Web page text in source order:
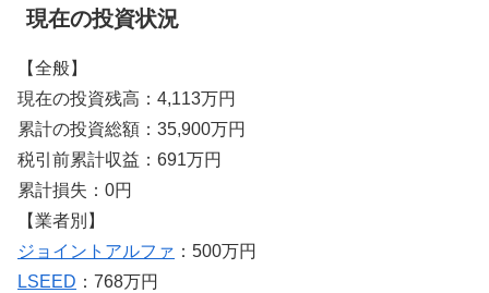
現在の投資状況
【全般】
現在の投資残高：4,113万円
累計の投資総額：35,900万円
税引前累計収益：691万円
累計損失：0円
【業者別】
ジョイントアルファ ：500万円
LSEED ：768万円